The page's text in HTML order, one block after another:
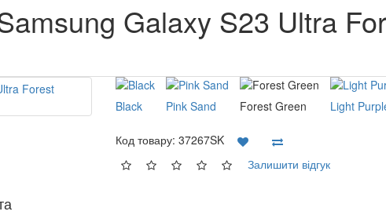
Galaxy S23 Ultra
Black Pink Sand Forest Green Light
Код товару: 37267SK
Залишити відгук